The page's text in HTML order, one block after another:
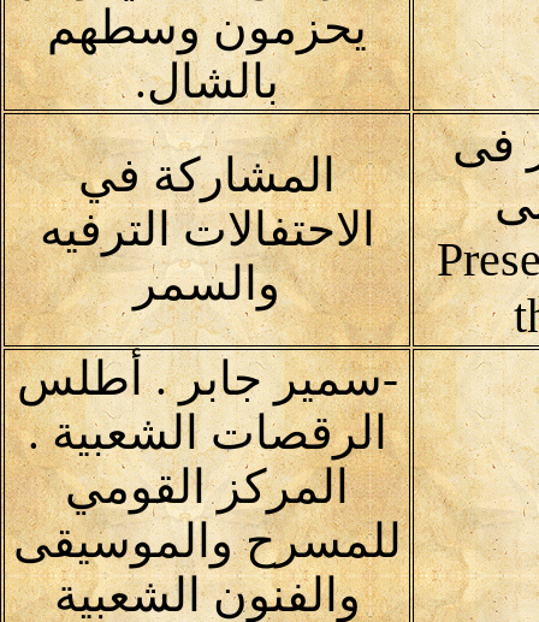
يحزمون وسطهم
بالشال.
فى
المشاركة في
الاحتفالات الترفيه
والسمر
-سمير جابر . أطلس
الرقصات الشعبية .
المركز القومي
للمسرح والموسيقى
والفنون الشعبية